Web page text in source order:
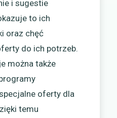
i sugestie
to ich
oraz chęć
do ich potrzeb.
można także
oferty dla
temu